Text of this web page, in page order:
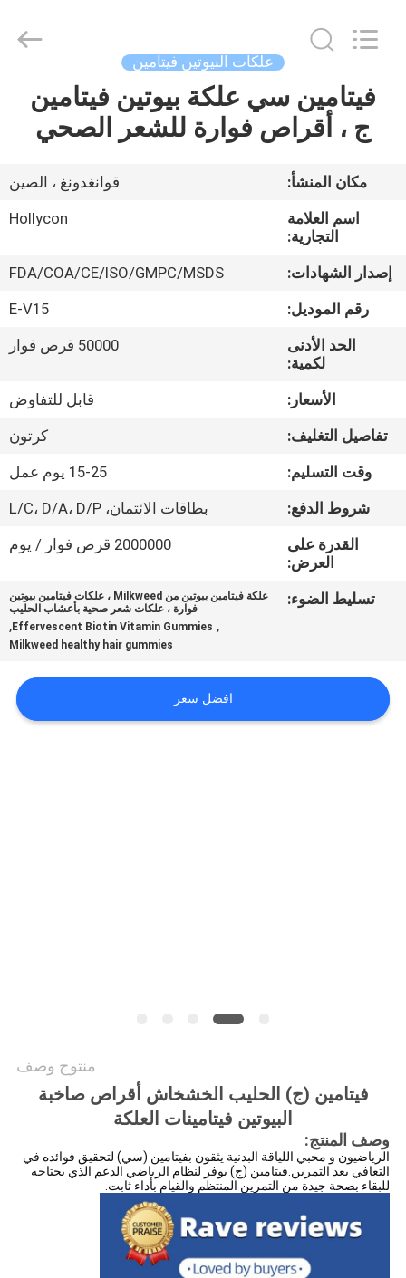
منزل
أشرطة
حول
في
المعمل
ضبط
الجودة
اتصل
أخبار
علكات البيوتين فيتامين
فيتامين سي علكة بيوتين فيتامين
ج ، أقراص فوارة للشعر الصحي
مكان المنشأ:
قوانغدونغ ، الصين
اسم العلامة
التجارية:
Hollycon
إصدار الشهادات:
FDA/COA/CE/ISO/GMPC/MSDS
رقم الموديل:
E-V15
الحد الأدنى
لكمية:
50000 قرص فوار
الأسعار:
قابل للتفاوض
تفاصيل التغليف:
كرتون
وقت التسليم:
15-25 يوم عمل
شروط الدفع:
بطاقات الائتمان، L/C، D/A، D/P
القدرة على
العرض:
2000000 قرص فوار / يوم
تسليط الضوء:
علكة فيتامين بيوتين من Milkweed ، علكات فيتامين بيوتين
فوارة ، علكات شعر صحية بأعشاب الحليب
,
Effervescent Biotin Vitamin Gummies
,
Milkweed healthy hair gummies
افضل سعر
منتوج وصف
فيتامين (ج) الحليب الخشخاش أقراص صاخبة
البيوتين فيتامينات العلكة
وصف المنتج:
الرياضيون و محبي اللياقة البدنية يثقون بفيتامين (سي) لتحقيق فوائده في
التعافي بعد التمرين.فيتامين (ج) يوفر لنظام الرياضي الدعم الذي يحتاجه
للبقاء بصحة جيدة من التمرين المنتظم والقيام بأداء ثابت.